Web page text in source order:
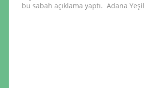
bu sabah açıklama yaptı. Adana Yeşil